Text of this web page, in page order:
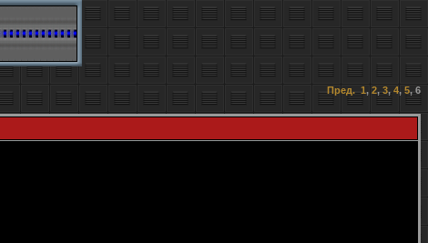
Пред. 1, 2, 3, 4, 5, 6